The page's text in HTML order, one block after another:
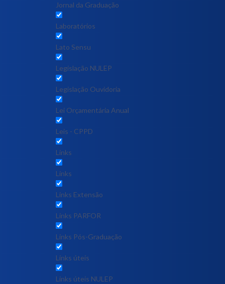
Jornal da Graduação
Laboratórios
Lato Sensu
Legislação NULEP
Legislação Ouvidoria
Lei Orçamentária Anual
Leis - CPPD
Links
Links
Links Extensão
Links PARFOR
Links Pós-Graduação
Links úteis
Links úteis NULEP